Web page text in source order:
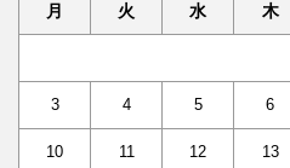
月 火 水 木
3 4 5 6
10 11 12 13